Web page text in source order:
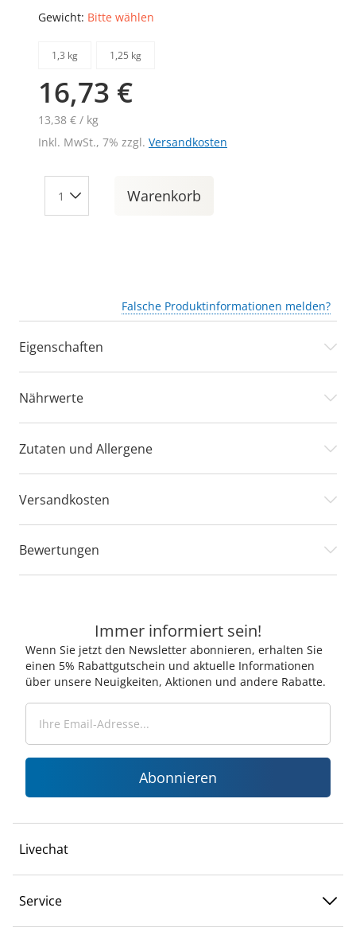
Gewicht: Bitte wählen
1,3 kg 1,25 kg
16,73 €
13,38 € / kg
Inkl. MwSt., 7% zzgl. Versandkosten
Warenkorb
Falsche Produktinformationen melden?
Eigenschaften
Nährwerte
Zutaten und Allergene
Versandkosten
Bewertungen
Immer informiert sein!
Wenn Sie jetzt den Newsletter abonnieren, erhalten Sie
einen 5% Rabattgutschein und aktuelle Informationen
über unsere Neuigkeiten, Aktionen und andere Rabatte.
Abonnieren
Livechat
Service